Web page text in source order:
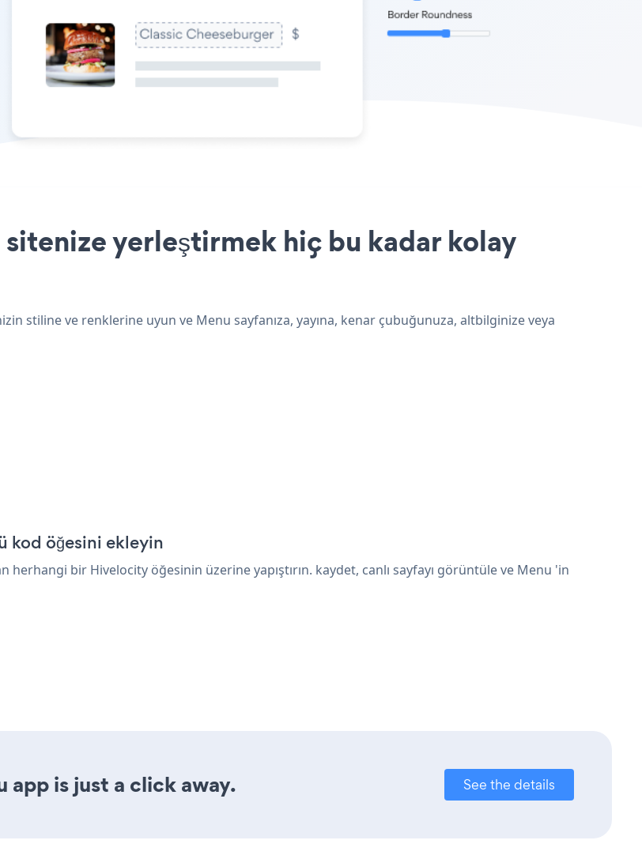
yerleştirmek hiç bu kadar kolay
stiline ve renklerine uyun ve Menu sayfanıza, yayına, kenar çubuğunuza, altbilginize veya
kod öğesini ekleyin
bir Hivelocity öğesinin üzerine yapıştırın. kaydet, canlı sayfayı görüntüle ve Menu 'in
is just a click away. See the details